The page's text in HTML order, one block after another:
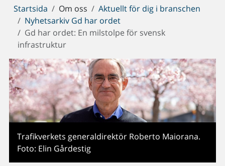
Du
är
här:
Startsida Om oss
Aktuellt för dig i branschen
Nyhetsarkiv Gd har ordet
Gd har ordet: En milstolpe för svensk
infrastruktur
Trafikverkets generaldirektör Roberto Maiorana.
Foto: Elin Gårdestig